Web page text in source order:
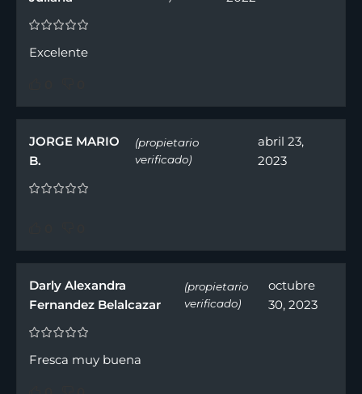
Excelente
JORGE MARIO
B.
(propietario
verificado)
abril 23,
2023
Darly Alexandra
Fernandez Belalcazar
(propietario
verificado)
octubre
30, 2023
Fresca muy buena